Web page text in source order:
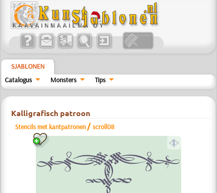
SJABLONEN
Catalogus
Monsters Tips
Kalligrafisch patroon
Stencils met kantpatronen /scroll08
a